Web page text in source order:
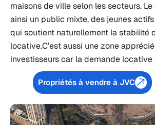
maisons de ville selon les secteurs.
ainsi un public mixte, des jeunes
qui soutient naturellement la stabilité
locative.C’est aussi une zone
investisseurs car la demande
Propriétés à vendre à JVC